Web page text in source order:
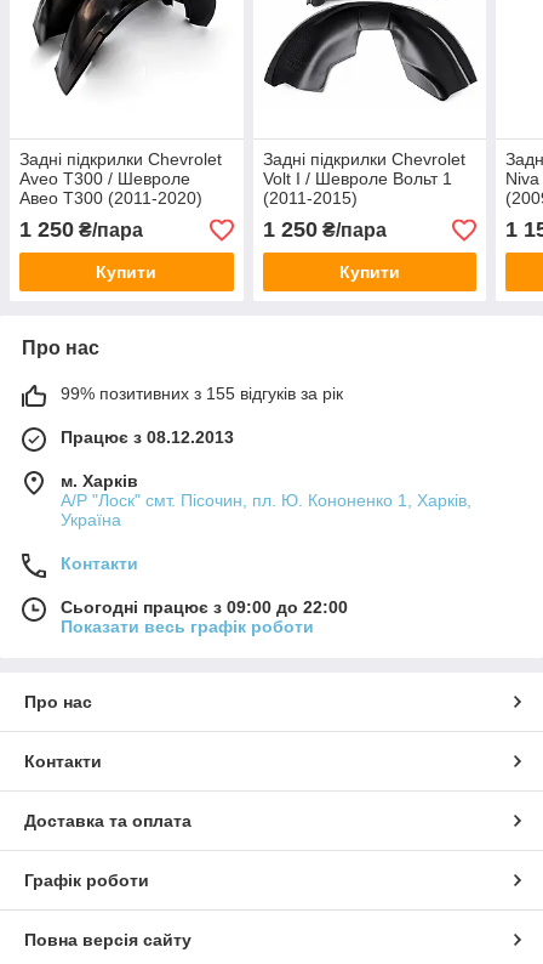
Задні підкрилки Chevrolet
Aveo T300 / Шевроле
Авео Т300 (2011-2020)
1 250 ₴/пара
Купити
Задні підкрилки Chevrolet
Volt I / Шевроле Вольт 1
(2011-2015)
1 250₴/пара
Купити
1
Про нас
99% позитивних з 155 відгуків за рік
Працює з 08.12.2013
м. Харків
А/Р "Лоск" смт. Пісочин, пл. Ю. Кононенко 1, Харків,
Україна
Контакти
Сьогодні працює з 09:00 до 22:00
Показати весь графік роботи
Про нас
Контакти
Доставка та оплата
Графік роботи
Повна версія сайту